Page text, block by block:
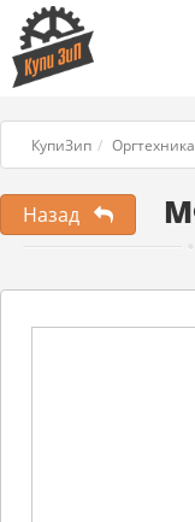
КупиЗип Оргтехника
Назад